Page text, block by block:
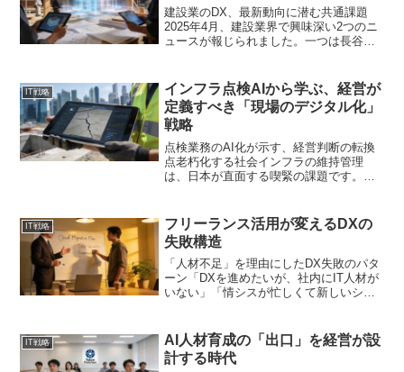
建設業のDX、最新動向に潜む共通課題
2025年4月、建設業界で興味深い2つのニ
ュースが報じられました。一つは長谷工
語ったインタビュー。もう一つは大成建
設が配筋検査の完全...
IT戦略
インフラ点検AIから学ぶ、経営が
定義すべき「現場のデジタル化」
戦略
点検業務のAI化が示す、経営判断の転換
点老朽化する社会インフラの維持管理
は、日本が直面する喫緊の課題です。こ
した。累計9現場での実証実験では、業務
効率の改善と点検品質...
IT戦略
フリーランス活用が変えるDXの
失敗構造
「人材不足」を理由にしたDX失敗のパタ
ーン「DXを進めたいが、社内にIT人材が
いない」「情シスが忙しくて新しいシス
す。その解決策として、最近注目を集め
ているのがフリーラン...
IT戦略
AI人材育成の「出口」を経営が設
計する時代